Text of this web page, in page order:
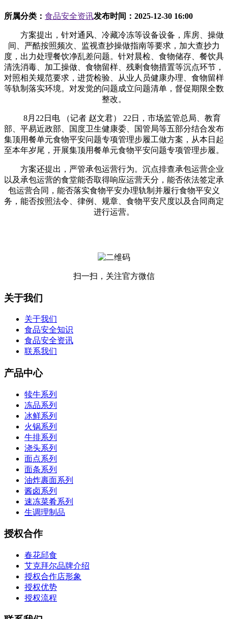
所属分类： 食品安全资讯发布时间： 2025-12-30 16:00
方案提出，针对通风、冷藏冷冻等设备设备，库房、操做
间、严酷按照频次、监视查抄操做指南等要求，加大查抄力
度，出力处理餐饮净乱差问题。针对晨检、食物储存、餐饮具
清洗消毒、加工操做、食物留样、残剩食物措置等沉点环节，
对照相关规范要求，进货检验、从业人员健康办理、食物留样
等轨制落实环境。对发觉的问题成立问题清单，督促期限全数
整改。
8月22日电 （记者 赵文君） 22日，市场监管总局、教育
部、平易近政部、国度卫生健康委、国管局等五部分结合发布
集顶用餐单元食物平安问题专项管理步履工做方案，从本日起
至本年岁尾，开展集顶用餐单元食物平安问题专项管理步履。
方案还提出，严管承包运营行为。沉点排查承包运营企业
以及承包运营的食堂能否取得响应运营天分，能否依法签定承
包运营合同，能否落实食物平安办理轨制并履行食物平安义
务，能否按照法令、律例、规章、食物平安尺度以及合同商定
进行运营。
扫一扫，关注官方微信
关于我们
关于我们
食品安全知识
食品安全资讯
联系我们
产品中心
犊牛系列
冻品系列
冰鲜系列
火锅系列
牛排系列
浇头系列
面点系列
面条系列
油炸裹面系列
酱卤系列
速冻菜肴系列
生调理制品
授权合作
春花邱食
艾克拜尔品牌介绍
授权合作店形象
授权优势
授权流程